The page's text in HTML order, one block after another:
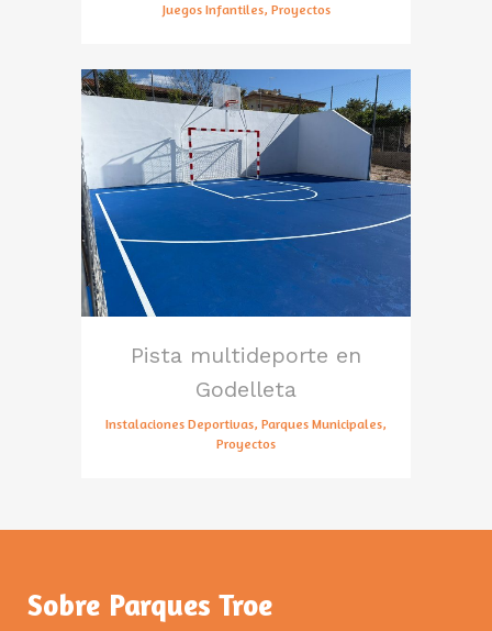
Juegos Infantiles, Proyectos
Pista multideporte en
Godelleta
Instalaciones Deportivas, Parques Municipales,
Proyectos
Sobre Parques Troe